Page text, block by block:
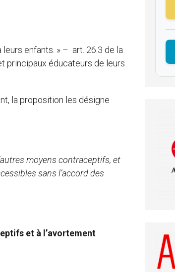
enfants. » – art. 26.3 de la
principaux éducateurs de leurs
la proposition les désigne
moyens contraceptifs, et
sans l’accord des
et à l’avortement